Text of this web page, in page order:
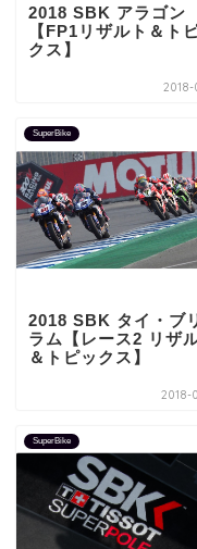
2018 SBK アラゴン
【FP1リザルト＆ト
クス】
2018-
SuperBike
2018 SBK タイ・ブ
ラム【レース2 リザ
＆トピックス】
2018-
SuperBike